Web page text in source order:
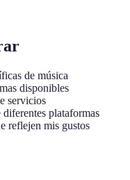
de música
disponibles
servicios
plataformas
reflejen mis gustos